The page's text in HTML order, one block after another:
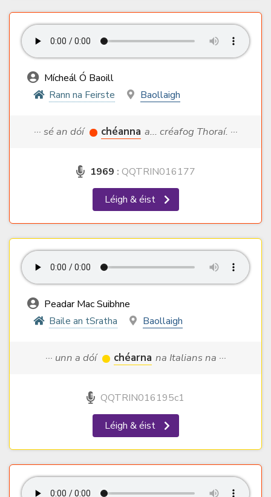
Mícheál Ó Baoill
Rann na Feirste
Baollaigh
··· sé an dóí chéanna a... créafog Thoraí. ···
1969 : QQTRIN016177
Léigh & éist
Peadar Mac Suibhne
Baile an tSratha
Baollaigh
··· unn a dóí chéarna na Italians na ···
QQTRIN016195c1
Léigh & éist